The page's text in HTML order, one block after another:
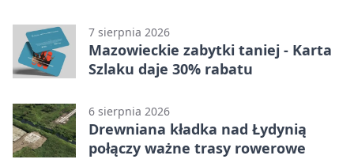
7 sierpnia 2026
Mazowieckie zabytki taniej - Karta
Szlaku daje 30% rabatu
6 sierpnia 2026
Drewniana kładka nad Łydynią
połączy ważne trasy rowerowe